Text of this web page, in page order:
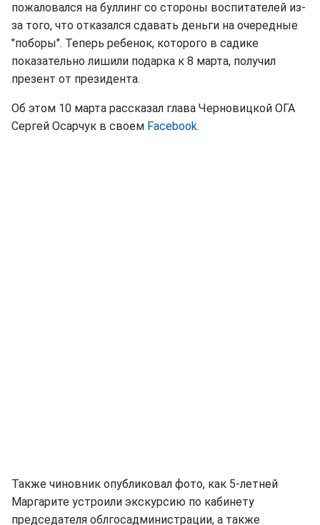
пожаловался на буллинг со стороны воспитателей из-
за того, что отказался сдавать деньги на очередные
"поборы". Теперь ребенок, которого в садике
показательно лишили подарка к 8 марта, получил
презент от президента.
Об этом 10 марта рассказал глава Черновицкой ОГА
Сергей Осарчук в своем Facebook.
Также чиновник опубликовал фото, как 5-летней
Маргарите устроили экскурсию по кабинету
председателя облгосадминистрации, а также